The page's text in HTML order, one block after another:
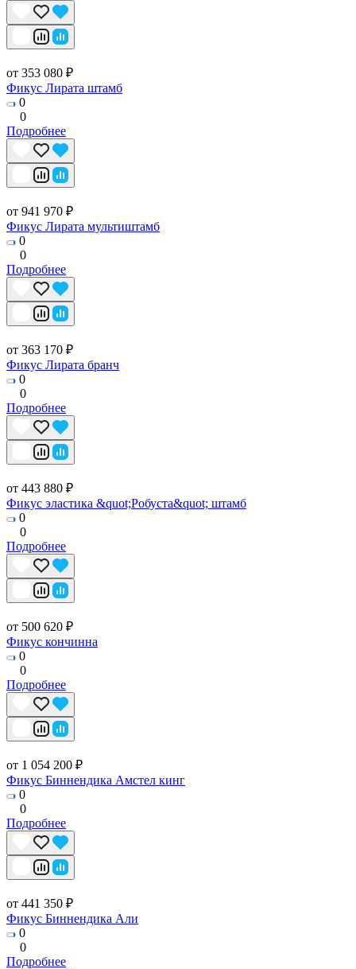
от 353 080 ₽
Фикус Лирата штамб
0
0
Подробнее
от 941 970 ₽
Фикус Лирата мультиштамб
0
0
Подробнее
от 363 170 ₽
Фикус Лирата бранч
0
0
Подробнее
от 443 880 ₽
Фикус эластика &quot;Робуста&quot; штамб
0
0
Подробнее
от 500 620 ₽
Фикус кончинна
0
0
Подробнее
от 1 054 200 ₽
Фикус Биннендика Амстел кинг
0
0
Подробнее
от 441 350 ₽
Фикус Биннендика Али
0
0
Подробнее